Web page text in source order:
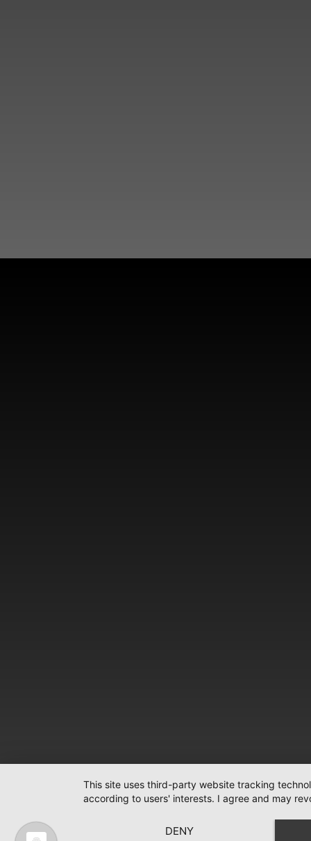
This site uses third-party website tracking
according to users' interests. I agree and may
DENY